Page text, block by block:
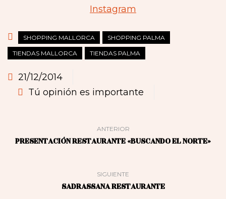
Instagram
SHOPPING MALLORCA SHOPPING PALMA
TIENDAS MALLORCA TIENDAS PALMA
21/12/2014
Tú opinión es importante
ANTERIOR
PRESENTACIÓN RESTAURANTE «BUSCANDO EL NORTE»
SIGUIENTE
SADRASSANA RESTAURANTE